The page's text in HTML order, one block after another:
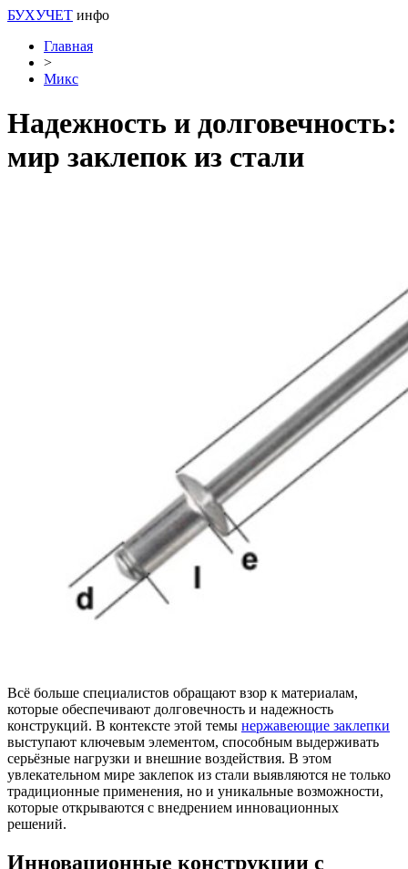
БУХУЧЕТ инфо
Главная
>
Микс
Надежность и долговечность:
мир заклепок из стали
Всё больше специалистов обращают взор к материалам,
которые обеспечивают долговечность и надежность
конструкций. В контексте этой темы нержавеющие заклепки
выступают ключевым элементом, способным выдерживать
серьёзные нагрузки и внешние воздействия. В этом
увлекательном мире заклепок из стали выявляются не только
традиционные применения, но и уникальные возможности,
которые открываются с внедрением инновационных
решений.
Инновационные конструкции с